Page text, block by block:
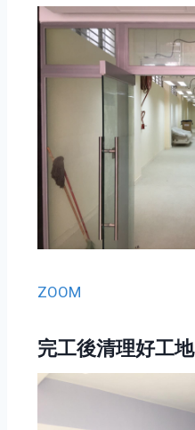
ZOOM
完工後清理好工地